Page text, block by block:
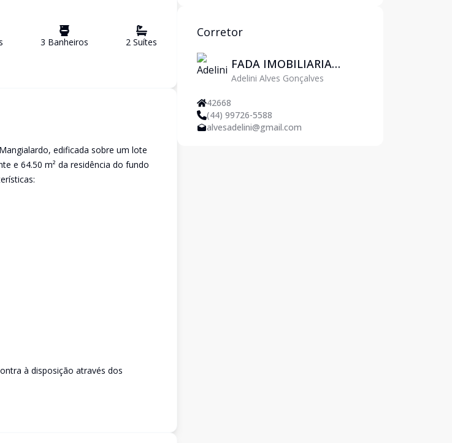
3 Banheiros 2 Suítes
edificada sobre um lote
e 64.50 m² da residência do fundo
à disposição através dos
Corretor
FADA IMOBILIARIA
EIRELI ME
Adelini Alves Gonçalves
42668
(44) 99726-5588
alvesadelini@gmail.com